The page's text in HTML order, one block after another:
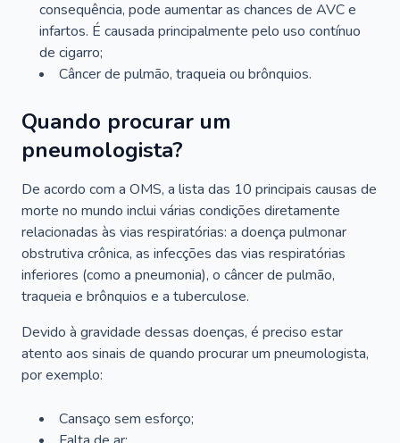
consequência, pode aumentar as chances de AVC e
infartos. É causada principalmente pelo uso contínuo
de cigarro;
Câncer de pulmão, traqueia ou brônquios.
Quando procurar um
pneumologista?
De acordo com a OMS, a lista das 10 principais causas de
morte no mundo inclui várias condições diretamente
relacionadas às vias respiratórias: a doença pulmonar
obstrutiva crônica, as infecções das vias respiratórias
inferiores (como a pneumonia), o câncer de pulmão,
traqueia e brônquios e a tuberculose.
Devido à gravidade dessas doenças, é preciso estar
atento aos sinais de quando procurar um pneumologista,
por exemplo:
Cansaço sem esforço;